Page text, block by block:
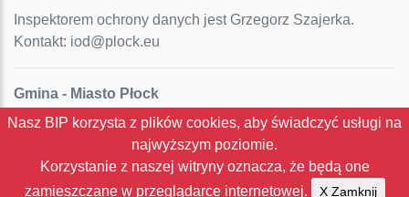
Inspektorem ochrony danych jest Grzegorz Szajerka.
Kontakt: iod@plock.eu
Gmina - Miasto Płock
Pl. Stary Rynek 1
NIP: 774-31-35-712
Nasz BIP korzysta z plików cookies, aby świadczyć usługi na
najwyższym poziomie.
Korzystanie z naszej witryny oznacza, że będą one
zamieszczane w przeglądarce internetowej.
X Zamknij